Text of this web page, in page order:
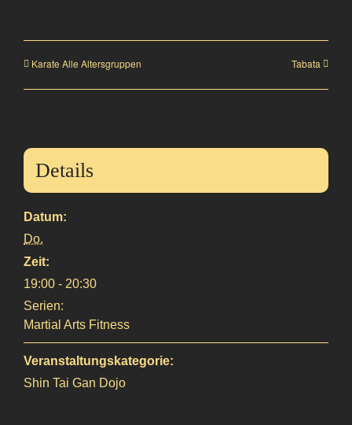
Karate Alle Altersgruppen Tabata
Details
Datum:
Do.
Zeit:
19:00 - 20:30
Serien:
Martial Arts Fitness
Veranstaltungskategorie:
Shin Tai Gan Dojo